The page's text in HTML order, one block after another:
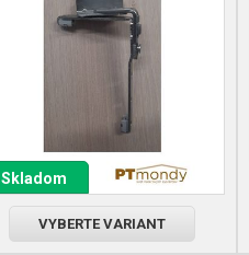
Skladom
VYBERTE VARIANT